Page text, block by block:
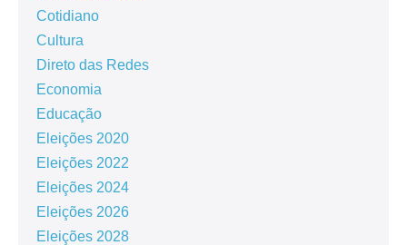
Cotidiano
Cultura
Direto das Redes
Economia
Educação
Eleições 2020
Eleições 2022
Eleições 2024
Eleições 2026
Eleições 2028